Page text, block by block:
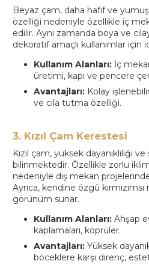
Beyaz çam, daha hafif ve
özelliği nedeniyle özellikle iç
edilir. Aynı zamanda boya ve
dekoratif amaçlı kullanımlar için
Kullanım Alanları: İç
üretimi, kapı ve pencere
Avantajları: Kolay
ve cila tutma özelliği.
3. Kızıl Çam Kerestesi
Kızıl çam, yüksek dayanıklılığı ve
bilinmektedir. Özellikle zorlu
nedeniyle dış mekan projelerinde
Ayrıca, kendine özgü
görünüm sunar.
Kullanım Alanları: Ahşap
kaplamaları, köprüler.
Avantajları: Yüksek
böceklere karşı direnç,